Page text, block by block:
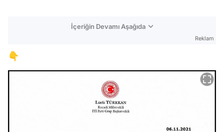
İçeriğin Devamı Aşağıda
Reklam
👇